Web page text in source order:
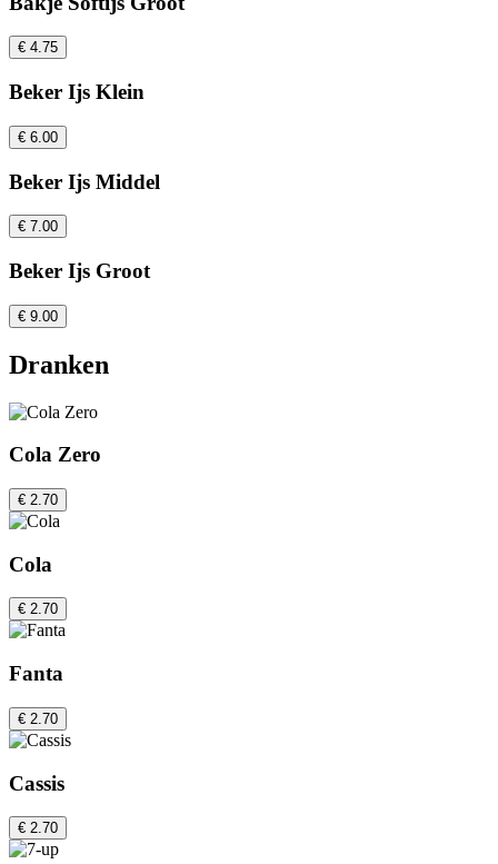
€ 4.75
Beker Ijs Klein
€ 6.00
Beker Ijs Middel
€ 7.00
Beker Ijs Groot
€ 9.00
Dranken
Cola Zero
€ 2.70
Cola
€ 2.70
Fanta
€ 2.70
Cassis
€ 2.70